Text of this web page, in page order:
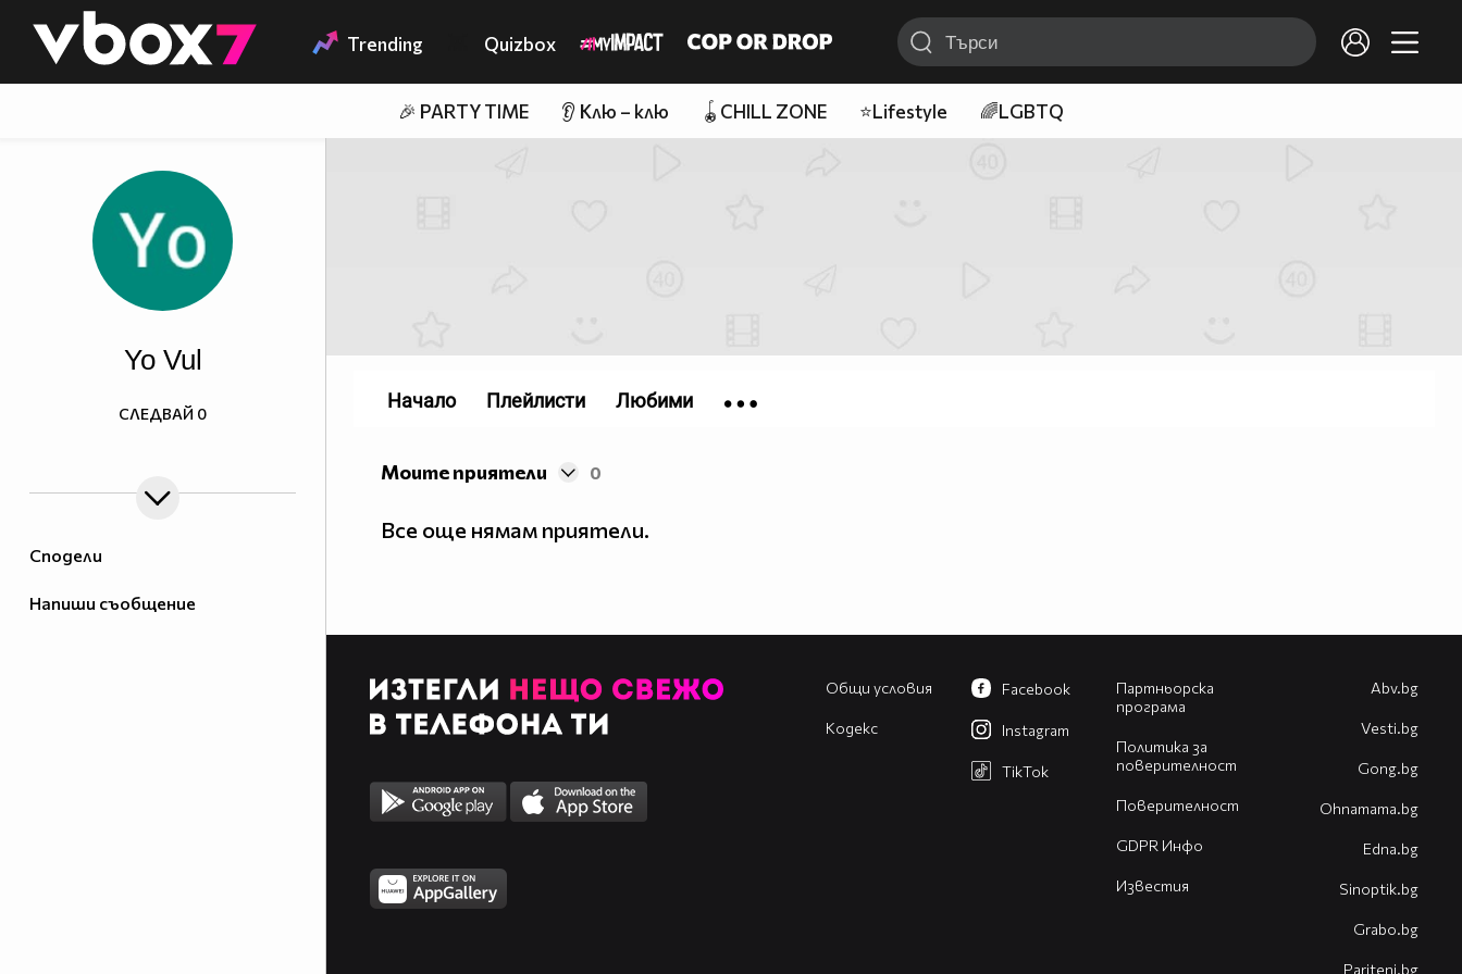
👾 Trending Quizbox
🎉 PARTY TIME 👂 Клю – клю 🪀CHILL ZONE ⭐Lifestyle 🌈LGBTQ
Сподели
Напиши съобщение
Yo Vul
СЛЕДВАЙ 0
Моите приятели 0
Все още нямам приятели.
Начало Плейлисти Любими
Общи условия
Кодекс
Партньорска
програма
Политика за
поверителност
Поверителност
GDPR Инфо
Известия
Facebook
Instagram
TikTok
Abv.bg
Vesti.bg
Gong.bg
Оhnamama.bg
Edna.bg
Sinoptik.bg
Grabo.bg
Pariteni.bg